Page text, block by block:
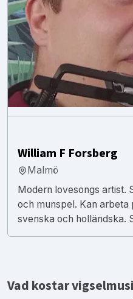
William F Forsberg
Malmö
Modern lovesongs artist.
och munspel. Kan arbeta
svenska och holländska.
Vad kostar